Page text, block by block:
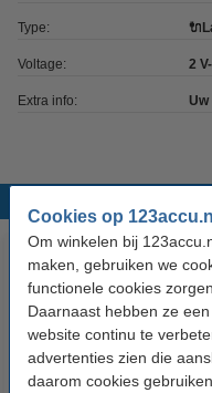
Cookies op 123accu.nl
Om winkelen bij
maken, gebruiken we
functionele cookies
Daarnaast hebben ze
website continu te
advertenties zien die
daarom cookies
Type:
Voltage: 2
Extra info: Uw